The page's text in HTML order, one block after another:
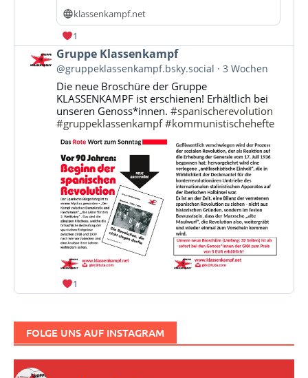
klassenkampf.net
1
Beitrag
von
Gruppe
Klassenkampf
Bluesky
ansehen
Gruppe Klassenkampf
@gruppeklassenkampf.bsky.social 3 Wochen
Die neue Broschüre der Gruppe
KLASSENKAMPF ist erschienen! Erhältlich bei
unseren Genoss*innen.#spanischerevolution
#gruppeklassenkampf #kommunistischehefte
1
FOLGE UNS AUF INSTAGRAM